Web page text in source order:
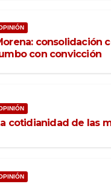
consolidación
con convicción
cotidianidad de las